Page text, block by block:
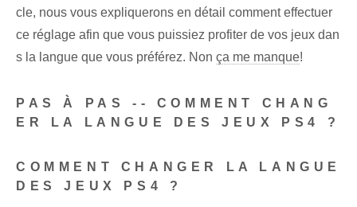
cle, nous vous expliquerons en détail comment effectuer
ce réglage afin que vous puissiez profiter de vos jeux dan
s la langue que vous préférez. Non ça me manque!
PAS À PAS -- COMMENT CHANG
ER LA LANGUE DES JEUX PS4 ?
COMMENT CHANGER LA LANGUE
DES JEUX PS4 ?